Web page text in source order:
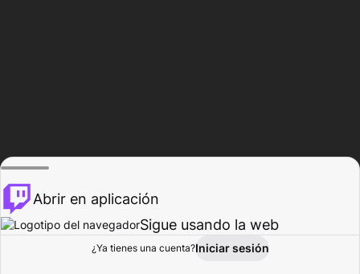
Explorar Actividad
Abrir en aplicación
Sigue usando la web
¿Ya tienes una cuenta?Iniciar sesión